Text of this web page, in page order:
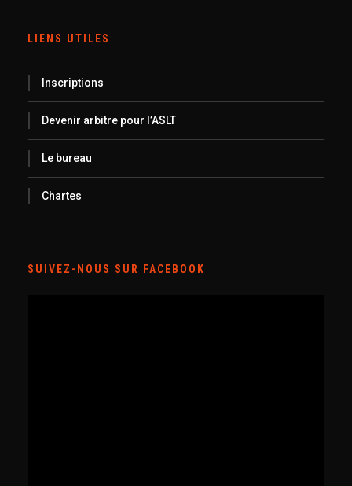
LIENS UTILES
Inscriptions
Devenir arbitre pour l’ASLT
Le bureau
Chartes
SUIVEZ-NOUS SUR FACEBOOK